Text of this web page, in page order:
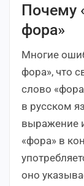
Почему
фора»
Многие
фора», что
слово
в русском
выражение
«фора» в
оно